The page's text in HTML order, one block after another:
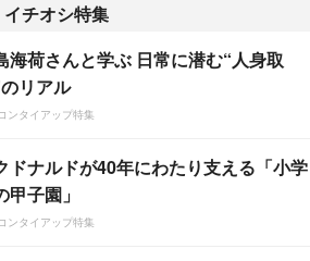
チオシ特集
海荷さんと学ぶ 日常に潜む“人身取
リアル
ンタイアップ特集
ドナルドが40年にわたり支える「小学
甲子園」
ンタイアップ特集